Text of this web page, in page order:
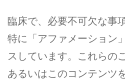
臨床で、必要不可欠な事
特に「アファメーション
スしています。これらの
あるいはこのコンテンツ